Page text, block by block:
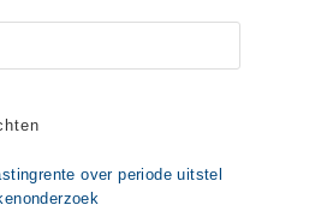
over periode uitstel